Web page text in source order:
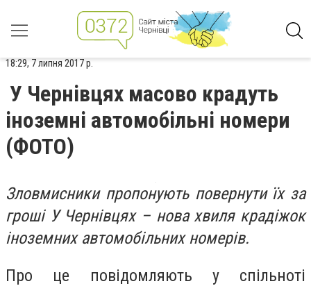
18:29, 7 липня 2017 р.
У Чернівцях масово крадуть
іноземні автомобільні номери
(ФОТО)
Зловмисники пропонують повернути їх за
гроші У Чернівцях – нова хвиля крадіжок
іноземних автомобільних номерів.
Про це повідомляють у спільноті